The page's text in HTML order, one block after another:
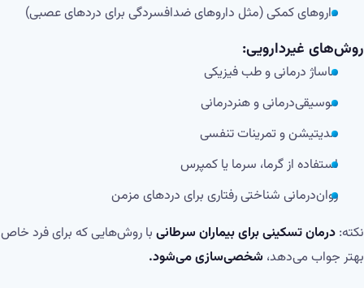
داروهای کمکی (مثل داروهای ضدافسردگی برای دردهای عصبی)
روش‌های غیردارویی:
ماساژ درمانی و طب فیزیکی
موسیقی‌درمانی و هنر‌درمانی
مدیتیشن و تمرینات تنفسی
استفاده از گرما، سرما یا کمپرس
روان‌درمانی شناختی رفتاری برای دردهای مزمن
نکته: درمان تسکینی برای بیماران سرطانی با روش‌هایی که برای فرد خاص
بهتر جواب می‌دهد، شخصی‌سازی می‌شود.